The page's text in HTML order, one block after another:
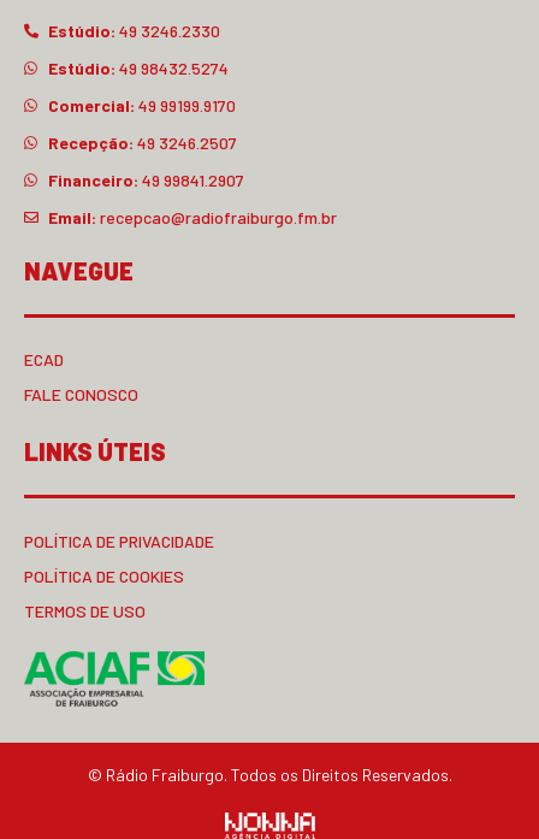
Estúdio: 49 3246.2330
Estúdio: 49 98432.5274
Comercial: 49 99199.9170
Recepção: 49 3246.2507
Financeiro: 49 99841.2907
Email: recepcao@radiofraiburgo.fm.br
NAVEGUE
ECAD
FALE CONOSCO
LINKS ÚTEIS
POLÍTICA DE PRIVACIDADE
POLÍTICA DE COOKIES
TERMOS DE USO
© Rádio Fraiburgo. Todos os Direitos Reservados.